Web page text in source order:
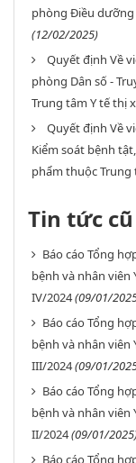
phòng Điều dưỡng
(12/02/2025)
Quyết định Về
phòng Dân số -
Trung tâm Y tế thị
Quyết định Về
Kiểm soát bệnh
phẩm thuộc Trung
Tin tức
Báo cáo Tổng
bệnh và nhân viên
IV/2024(09/01/
Báo cáo Tổng
bệnh và nhân viên
III/2024(09/01/
Báo cáo Tổng
bệnh và nhân viên
II/2024(09/01/
Báo cáo Tổng